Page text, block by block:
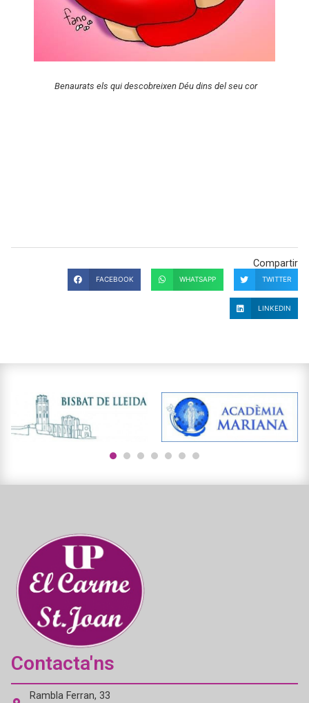
Benaurats els qui descobreixen Déu dins del seu cor
Compartir
FACEBOOK WHATSAPP TWITTER
LINKEDIN
Contacta'ns
Rambla Ferran, 33